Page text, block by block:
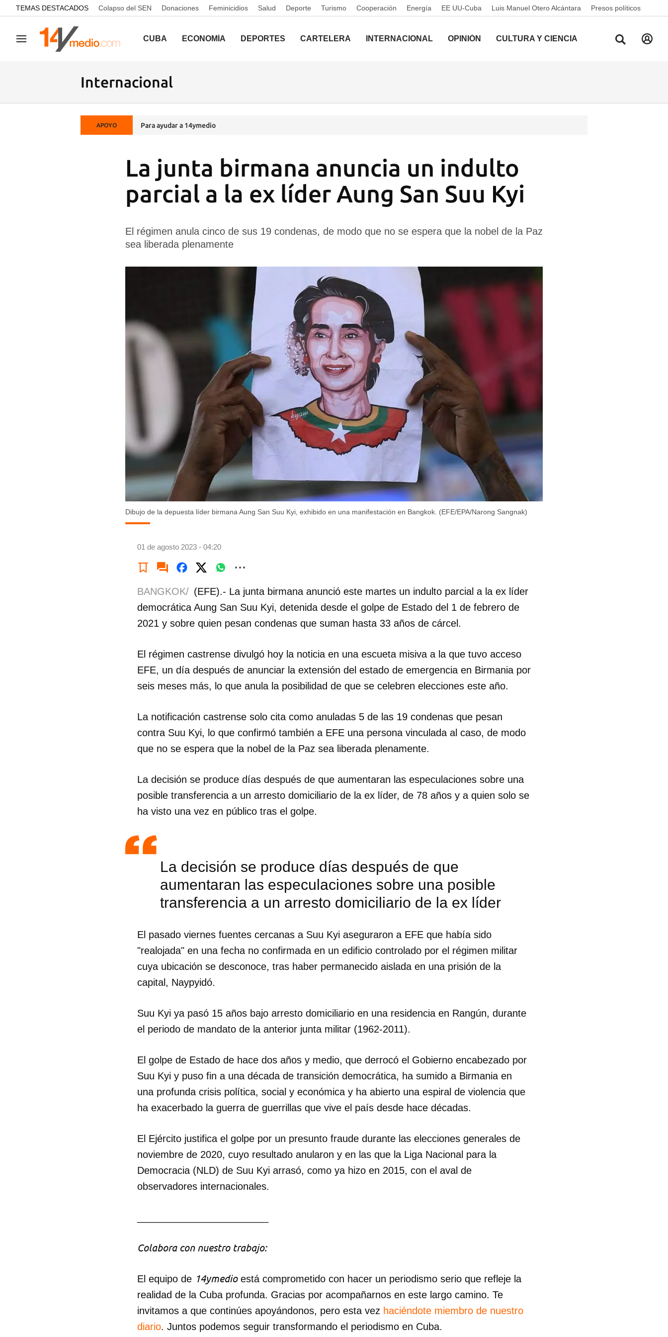
common.go-to-content
TEMAS DESTACADOS Colapso del SEN Donaciones Feminicidios Salud Deporte Turismo Cooperación Energía EE UU-Cuba Luis Manuel Otero Alcántara Presos políticos
Navegación CUBA ECONOMÍA DEPORTES CARTELERA INTERNACIONAL OPINIÓN CULTURA Y CIENCIA
Internacional
APOYO Para ayudar a 14ymedio
La junta birmana anuncia un indulto
parcial a la ex líder Aung San Suu Kyi
El régimen anula cinco de sus 19 condenas, de modo que no se espera que la nobel de la Paz
sea liberada plenamente
Dibujo de la depuesta líder birmana Aung San Suu Kyi, exhibido en una manifestación en Bangkok. (EFE/EPA/Narong Sangnak)
01 de agosto 2023 - 04:20
Guardar como favorito
Para poder guardar como favorito, primero has de iniciar sesión con tu
cuenta de 14ymedio.
INICIAR SESIÓN CANCELAR
BANGKOK/ (EFE).- La junta birmana anunció este martes un indulto parcial a la ex líder
democrática Aung San Suu Kyi, detenida desde el golpe de Estado del 1 de febrero de
2021 y sobre quien pesan condenas que suman hasta 33 años de cárcel.
El régimen castrense divulgó hoy la noticia en una escueta misiva a la que tuvo acceso
EFE, un día después de anunciar la extensión del estado de emergencia en Birmania por
seis meses más, lo que anula la posibilidad de que se celebren elecciones este año.
La notificación castrense solo cita como anuladas 5 de las 19 condenas que pesan
contra Suu Kyi, lo que confirmó también a EFE una persona vinculada al caso, de modo
que no se espera que la nobel de la Paz sea liberada plenamente.
La decisión se produce días después de que aumentaran las especulaciones sobre una
posible transferencia a un arresto domiciliario de la ex líder, de 78 años y a quien solo se
ha visto una vez en público tras el golpe.
La decisión se produce días después de que
aumentaran las especulaciones sobre una posible
transferencia a un arresto domiciliario de la ex líder
El pasado viernes fuentes cercanas a Suu Kyi aseguraron a EFE que había sido
"realojada" en una fecha no confirmada en un edificio controlado por el régimen militar
cuya ubicación se desconoce, tras haber permanecido aislada en una prisión de la
capital, Naypyidó.
Suu Kyi ya pasó 15 años bajo arresto domiciliario en una residencia en Rangún, durante
el periodo de mandato de la anterior junta militar (1962-2011).
El golpe de Estado de hace dos años y medio, que derrocó el Gobierno encabezado por
Suu Kyi y puso fin a una década de transición democrática, ha sumido a Birmania en
una profunda crisis política, social y económica y ha abierto una espiral de violencia que
ha exacerbado la guerra de guerrillas que vive el país desde hace décadas.
El Ejército justifica el golpe por un presunto fraude durante las elecciones generales de
noviembre de 2020, cuyo resultado anularon y en las que la Liga Nacional para la
Democracia (NLD) de Suu Kyi arrasó, como ya hizo en 2015, con el aval de
observadores internacionales.
Colabora con nuestro trabajo:
El equipo de 14ymedioestá comprometido con hacer un periodismo serio que refleje la
realidad de la Cuba profunda. Gracias por acompañarnos en este largo camino. Te
invitamos a que continúes apoyándonos, pero esta vez haciéndote miembro de nuestro
diario. Juntos podemos seguir transformando el periodismo en Cuba.